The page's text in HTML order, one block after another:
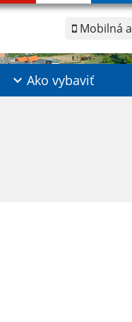
Mobilná
Ako vybaviť